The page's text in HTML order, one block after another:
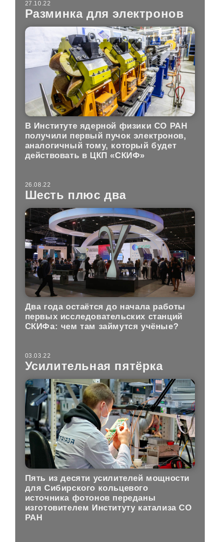
27.10.22
Разминка для электронов
В Институте ядерной физики СО РАН
получили первый пучок электронов,
аналогичный тому, который будет
действовать в ЦКП «СКИФ»
26.08.22
Шесть плюс два
Два года остаётся до начала работы
первых исследовательских станций
СКИФа: чем там займутся учёные?
03.03.22
Усилительная пятёрка
Пять из десяти усилителей мощности
для Сибирского кольцевого
источника фотонов переданы
изготовителем Институту катализа СО
РАН